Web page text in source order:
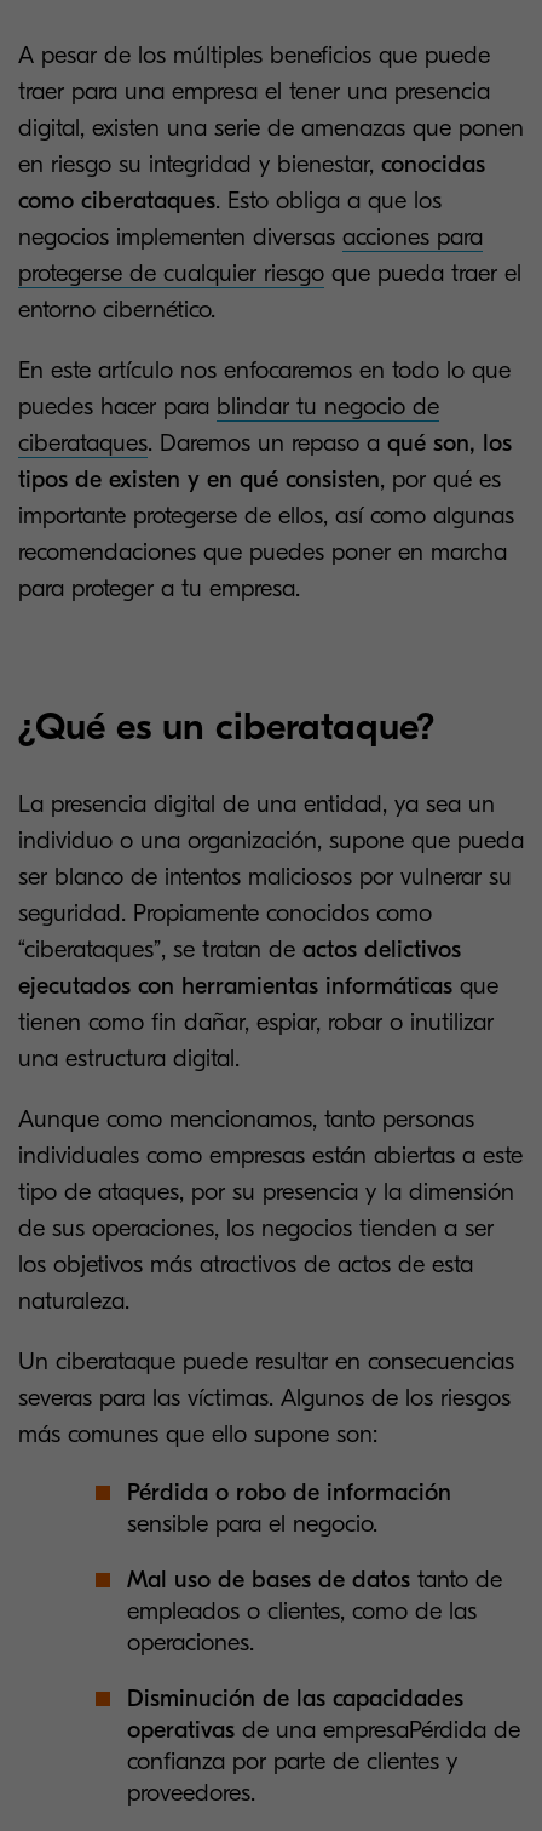
A pesar de los múltiples beneficios que puede
traer para una empresa el tener una presencia
digital, existen una serie de amenazas que ponen
en riesgo su integridad y bienestar, conocidas
como ciberataques. Esto obliga a que los
negocios implementen diversas acciones para
protegerse de cualquier riesgo que pueda traer el
entorno cibernético.
En este artículo nos enfocaremos en todo lo que
puedes hacer para blindar tu negocio de
ciberataques. Daremos un repaso a qué son, los
tipos de existen y en qué consisten, por qué es
importante protegerse de ellos, así como algunas
recomendaciones que puedes poner en marcha
para proteger a tu empresa.
¿Qué es un ciberataque?
La presencia digital de una entidad, ya sea un
individuo o una organización, supone que pueda
ser blanco de intentos maliciosos por vulnerar su
seguridad. Propiamente conocidos como
“ciberataques”, se tratan de actos delictivos
ejecutados con herramientas informáticas que
tienen como fin dañar, espiar, robar o inutilizar
una estructura digital.
Aunque como mencionamos, tanto personas
individuales como empresas están abiertas a este
tipo de ataques, por su presencia y la dimensión
de sus operaciones, los negocios tienden a ser
los objetivos más atractivos de actos de esta
naturaleza.
Un ciberataque puede resultar en consecuencias
severas para las víctimas. Algunos de los riesgos
más comunes que ello supone son:
Pérdida o robo de información
sensible para el negocio.
Mal uso de bases de datos tanto de
empleados o clientes, como de las
operaciones.
Disminución de las capacidades
operativas de una empresaPérdida de
confianza por parte de clientes y
proveedores.